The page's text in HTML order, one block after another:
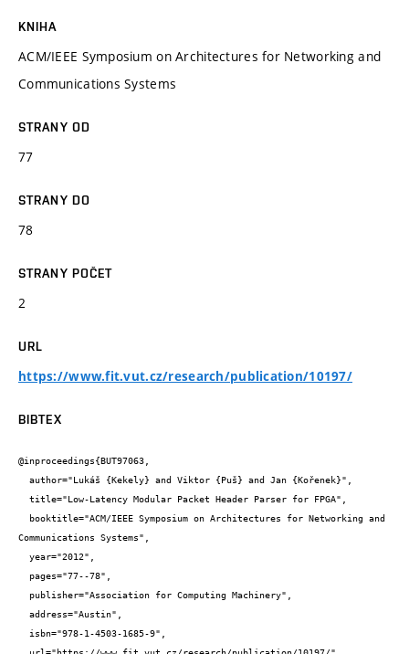
KNIHA
ACM/IEEE Symposium on Architectures for Networking and
Communications Systems
STRANY OD
77
STRANY DO
78
STRANY POČET
2
URL
https://www.fit.vut.cz/research/publication/10197/
BIBTEX
@inproceedings{BUT97063,
Communications Systems",